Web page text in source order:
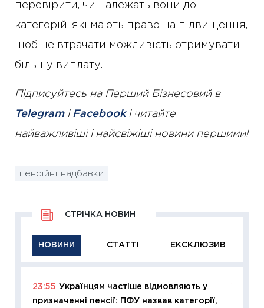
перевірити, чи належать вони до
категорій, які мають право на підвищення,
щоб не втрачати можливість отримувати
більшу виплату.
Підписуйтесь на Перший Бізнесовий в
Telegramі Facebookі читайте
найважливіші і найсвіжіші новини першими!
пенсійні надбавки
НОВИНИ СТАТТІ ЕКСКЛЮЗИВ
СТРІЧКА НОВИН
23:55 Українцям частіше відмовляють у
призначенні пенсії: ПФУ назвав категорії,